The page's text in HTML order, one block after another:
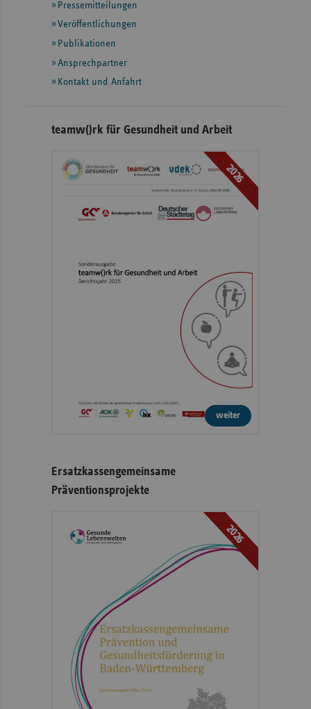
InformationenPressemitteilungen
Veröffentlichungen
Publikationen
Ansprechpartner
Kontakt und Anfahrt
teamw()rk für Gesundheit und Arbeit
2026
weiter
Ersatzkassengemeinsame
Präventionsprojekte
2026